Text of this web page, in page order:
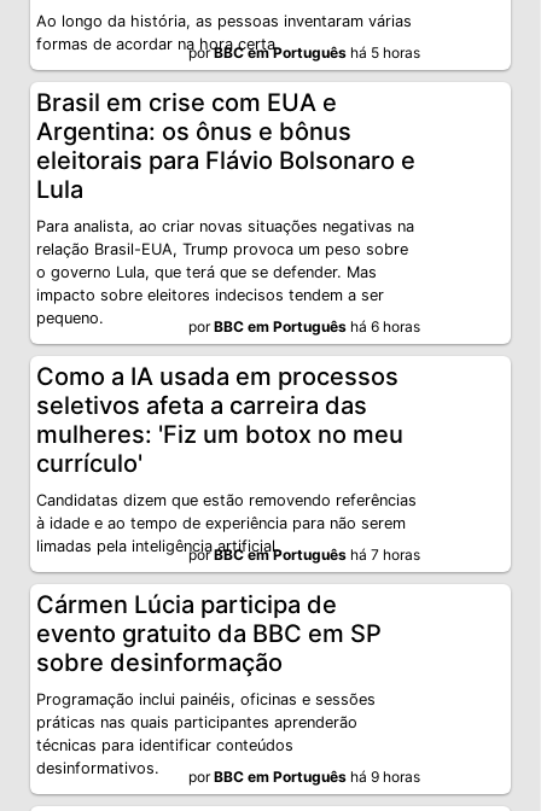
Ao longo da história, as pessoas inventaram várias
formas de acordar na hora certa
porBBC em Português há 5 horas
Brasil em crise com EUA e
Argentina: os ônus e bônus
eleitorais para Flávio Bolsonaro e
Lula
Para analista, ao criar novas situações negativas na
relação Brasil-EUA, Trump provoca um peso sobre
o governo Lula, que terá que se defender. Mas
impacto sobre eleitores indecisos tendem a ser
pequeno.
porBBC em Português há 6 horas
Como a IA usada em processos
seletivos afeta a carreira das
mulheres: 'Fiz um botox no meu
currículo'
Candidatas dizem que estão removendo referências
à idade e ao tempo de experiência para não serem
limadas pela inteligência artificial.
porBBC em Português há 7 horas
Cármen Lúcia participa de
evento gratuito da BBC em SP
sobre desinformação
Programação inclui painéis, oficinas e sessões
práticas nas quais participantes aprenderão
técnicas para identificar conteúdos
desinformativos.
porBBC em Português há 9 horas